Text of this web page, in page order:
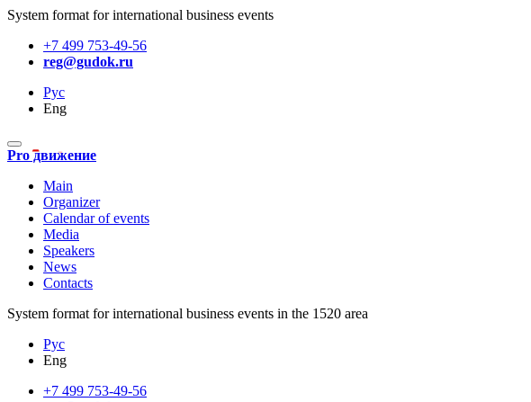
System format for international business events
+7 499 753-49-56
reg@gudok.ru
Рус
Eng
Pro движение
Main
Organizer
Calendar of events
Media
Speakers
News
Contacts
System format for international business events in the 1520 area
Рус
Eng
+7 499 753-49-56